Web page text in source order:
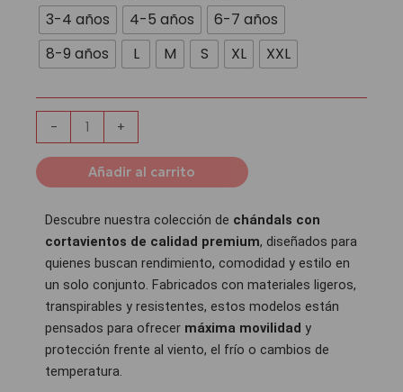
3-4 años
4-5 años
6-7 años
8-9 años
L M S XL XXL
-
Atlético
Madrid
cantidad
+
Añadir al carrito
Descubre nuestra colección de chándals con
cortavientos de calidad premium, diseñados para
quienes buscan rendimiento, comodidad y estilo en
un solo conjunto. Fabricados con materiales ligeros,
transpirables y resistentes, estos modelos están
pensados para ofrecer máxima movilidad y
protección frente al viento, el frío o cambios de
temperatura.